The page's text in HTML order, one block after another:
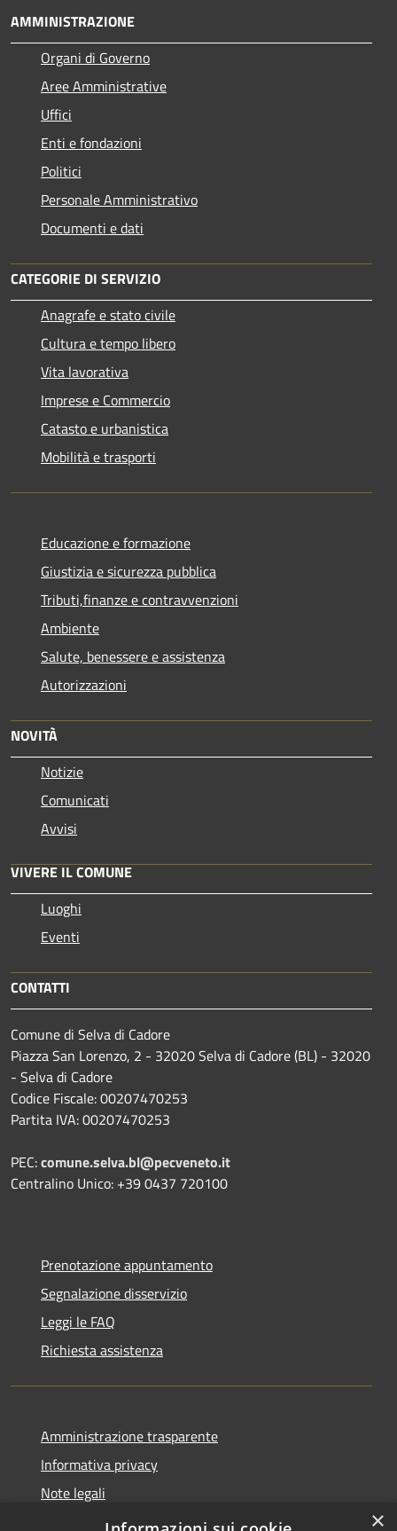
AMMINISTRAZIONE
Organi di Governo
Aree Amministrative
Uffici
Enti e fondazioni
Politici
Personale Amministrativo
Documenti e dati
CATEGORIE DI SERVIZIO
Anagrafe e stato civile
Cultura e tempo libero
Vita lavorativa
Imprese e Commercio
Catasto e urbanistica
Mobilità e trasporti
Educazione e formazione
Giustizia e sicurezza pubblica
Tributi,finanze e contravvenzioni
Ambiente
Salute, benessere e assistenza
Autorizzazioni
NOVITÀ
Notizie
Comunicati
Avvisi
VIVERE IL COMUNE
Luoghi
Eventi
CONTATTI
Comune di Selva di Cadore
Piazza San Lorenzo, 2 - 32020 Selva di Cadore (BL) - 32020
- Selva di Cadore
Codice Fiscale: 00207470253
Partita IVA: 00207470253
PEC:comune.selva.bl@pecveneto.it
Centralino Unico: +39 0437 720100
Prenotazione appuntamento
Segnalazione disservizio
Leggi le FAQ
Richiesta assistenza
Amministrazione trasparente
Informativa privacy
Note legali
Dichiarazione di accessibilità
×